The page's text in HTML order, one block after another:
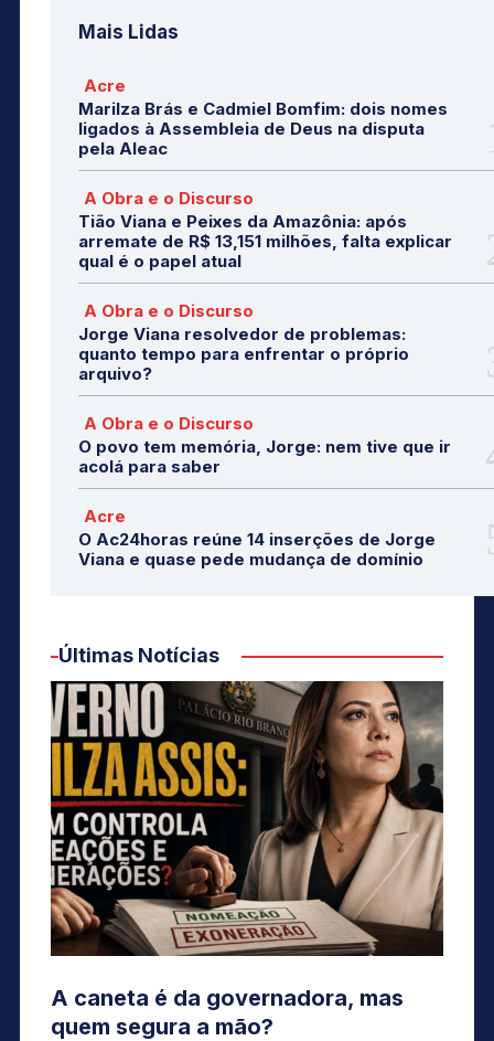
Mais Lidas
Acre
Marilza Brás e Cadmiel Bomfim: dois nomes
ligados à Assembleia de Deus na disputa
pela Aleac
A Obra e o Discurso
Tião Viana e Peixes da Amazônia: após
arremate de R$ 13,151 milhões, falta explicar
qual é o papel atual
A Obra e o Discurso
Jorge Viana resolvedor de problemas:
quanto tempo para enfrentar o próprio
arquivo?
A Obra e o Discurso
O povo tem memória, Jorge: nem tive que ir
acolá para saber
Acre
O Ac24horas reúne 14 inserções de Jorge
Viana e quase pede mudança de domínio
Últimas Notícias
A caneta é da governadora, mas
quem segura a mão?